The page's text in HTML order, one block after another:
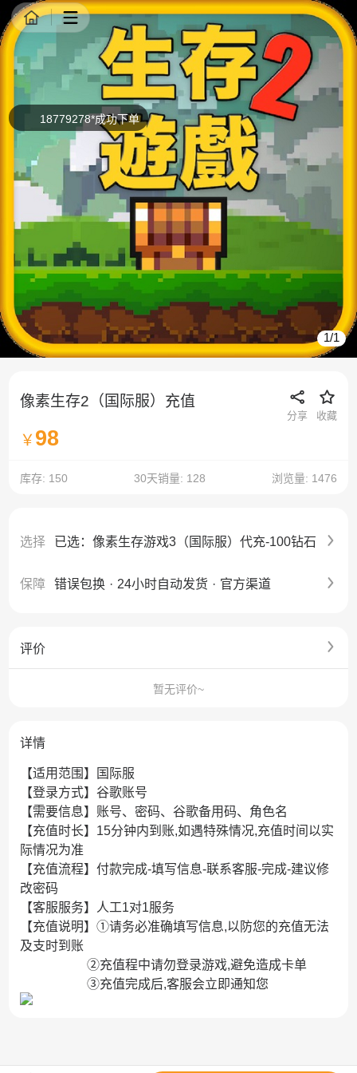
商品详情
18779278*成功下单
1/1
像素生存2（国际服）充值
分享 收藏
￥ 98
库存: 150 30天销量: 128 浏览量: 1476
选择 已选：像素生存游戏3（国际服）代充-100钻石
保障 错误包换 · 24小时自动发货 · 官方渠道
评价
暂无评价~
详情
【适用范围】国际服
【登录方式】谷歌账号
【需要信息】账号、密码、谷歌备用码、角色名
【充值时长】15分钟内到账,如遇特殊情况,充值时间以实
际情况为准
【充值流程】付款完成-填写信息-联系客服-完成-建议修
改密码
【客服服务】人工1对1服务
【充值说明】①请务必准确填写信息,以防您的充值无法
及支时到账
②充值程中请勿登录游戏,避免造成卡单
③充值完成后,客服会立即通知您